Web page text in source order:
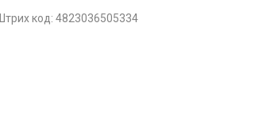
Штрих код: 4823036505334